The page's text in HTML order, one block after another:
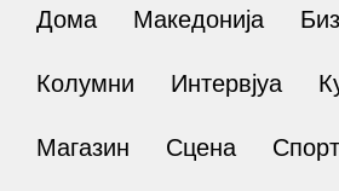
Дома Македонија
Колумни Интервјуа
Магазин Сцена Спорт